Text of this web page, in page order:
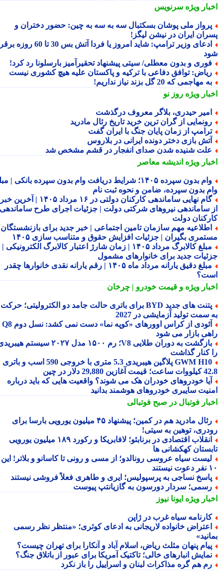
ویژهسرنویس
ملی پوشان بسکتبال سه به سه به چین: حضور دختران و
ایران در نیشن لیگز!
ادعای وزیر ترامپ: شاید امروز یا فردا آتش بس 30 تا 60 روزه برقرار
و بدون معطلی/ سیتی پیشنهاد تحقیرآمیز بارسلونا رد کرد!
توافق دفاعی با ترکیه و پاکستان علیه هیچ کشوری نیست
مهاجمی که 20 گل بزند نیاز نداریم!
ویژهروز نو
حیدری، بلاگر معروف درگذشت
از گران ترین خرید تاریخ رئال مادرید
از زمان پایان جنگ با ایران گفت
بازی دختر دونده ایرانی در بلاروس
شنیده شدن صدای انفجار در قشم مشخص شد
ویژهاندیشه معاصر
وام بدون سپرده ۱۴۰۵؛ شرایط دریافت وام بدون سپرده بانکی | مبلغ
بدون سپرده، ضامن و نحوه ثبت نام
گام نهایی ساماندهی کارکنان دولتی در ۱۶ مرداد ۱۴۰۵ | آخرین خبر
ساماندهی نیروهای شرکتی دولت | جزئیات اجرای طرح ساماندهی
دولت
مهم سازمان تامین اجتماعی | خبر جدید برای بازنشستگان و
بگیران | جزئیات افزایش حقوق و متناسب سازی ۱۴۰۵
مبلغ کالابرگ مرداد ۱۴۰۵ | زمان شارژ اعتبار کالابرگ الکترونیکی |
جدید برای خانوارهای مشمول
مبلغ دقیق یارانه مرداد ماه ۱۴۰۵ | رقم یارانه نقدی خانوارها چقدر
ویژهو قیمت خودرو | چرخان
پتنت های جدید BYD برای باتری حالت جامد دو الکترولیتی؛ حرکت
سمت تولید آزمایشی در 2027
آئودی از کراس اوورهای «کوپه نما» دست نمی کشد: نسل دوم Q8
بازار می شود
بازگشت به دوران طلایی V8؛ رم ۱۵۰۰ مدل ۲۰۲۷ سیستم هیبریدی
کنار گذاشت
GWM H10 پلاگین هیبریدی 5.3 متری با خروجی 590 اسب و باتری
29,880 دلار در چین
خودروهای خودران هک می شوند؟ واقعیت هایی که باید درباره
سایبری خودروهای هوشمند بدانید
فوتبال در صبح فوتبالی
رئال مادرید هم در کمین؛ پیشنهاد ۴۵ میلیون یورویی بارسا برای
توهین به سیتی!
انقلاب اقتصادی در برنابئو؛ لافابریکا و رکورد ۱۸۹ میلیون یورویی
کهکشانی ها
سیاه عروسی رونالدو؛ از مسی و رونی تا کاسانو و بلاتر! این
نساجی به پرسپولیس؛ ایری و طاهری فعلاً فروشی نیستند
سردار دورسون به گازیانتپ پیوست
ویژهایونا نیوز
سیاه غرب در ژاپن
خانواده لاریجانی به ادعای کوثری؛ «منتظر نظر رسمی
پنهان مثلث ریاض، اسلام آباد و آنکارا برای تهران چیست؟
انبارهای خالی؛ تاکتیک آمریکا برای عبور از باتلاق جنگ؟
هم گره مذاکرات لبنان و اسراییل را باز نکرد